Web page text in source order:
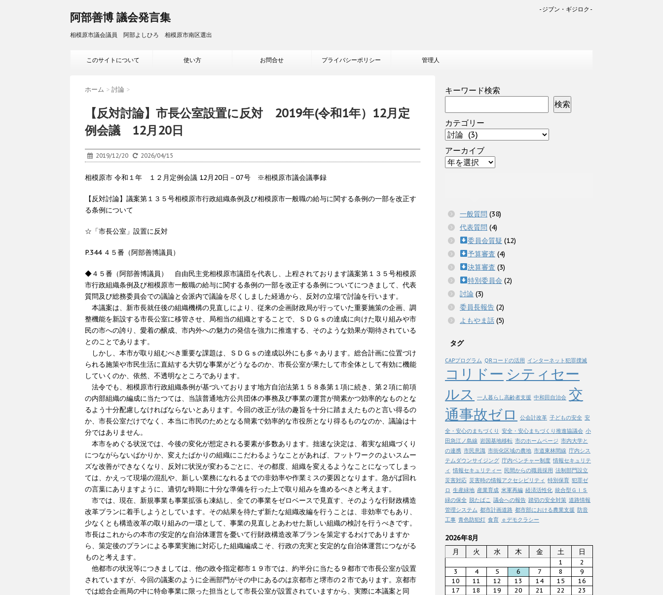
阿部善博 議会発言集
相模原市議会議員 阿部よしひろ 相模原市南区選出
-ジブン・ギジロク-
このサイトについて 使い方 お問合せ プライバシーポリシー 管理人
ホーム > 討論 >
【反対討論】市長公室設置に反対 2019年(令和1年）12月定
例会議 12月20日
2019/12/20 2026/04/15
相模原市 令和１年 １２月定例会議 12月20日－07号 ※相模原市議会議事録
【反対討論】議案第１３５号相模原市行政組織条例及び相模原市一般職の給与に関する条例の一部を改正す
る条例について
☆「市長公室」設置に反対
P.344 ４５番（阿部善博議員）
◆４５番（阿部善博議員） 自由民主党相模原市議団を代表し、上程されております議案第１３５号相模原
市行政組織条例及び相模原市一般職の給与に関する条例の一部を改正する条例についてにつきまして、代表
質問及び総務委員会での議論と会派内で議論を尽くしました経過から、反対の立場で討論を行います。
本議案は、新市長就任後の組織機構の見直しにより、従来の企画財政局が行っていた重要施策の企画、調
整機能を新設する市長公室に移管させ、局相当の組織とすることで、ＳＤＧｓの達成に向けた取り組みや市
民の市への誇り、愛着の醸成、市内外への魅力の発信を強力に推進する、そのような効果が期待されている
とのことであります。
しかし、本市が取り組むべき重要な課題は、ＳＤＧｓの達成以外にも多々あります。総合計画に位置づけ
られる施策や市民生活に直結する大切な事業がどうなるのか、市長公室が果たして市全体として有効に機能
していくのか、依然、不透明なところであります。
法令でも、相模原市行政組織条例が基づいております地方自治法第１５８条第１項に続き、第２項に前項
の内部組織の編成に当たつては、当該普通地方公共団体の事務及び事業の運営が簡素かつ効率的なものとな
るよう十分配慮しなければならないとあります。今回の改正が法の趣旨を十分に踏まえたものと言い得るの
か、市長公室だけでなく、本当に市民のためとなる簡素で効率的な市役所となり得るものなのか、議論は十
分ではありません。
本市をめぐる状況では、今後の変化が想定される要素が多数あります。拙速な決定は、着実な組織づくり
につながらないばかりか、変えたばかりの組織にこだわるようなことがあれば、フットワークのよいスムー
ズな改善ができなくなり、反対に状況が変わるごとに、その都度、組織を変えるようなことになってしまっ
ては、かえって現場の混乱や、新しい業務になれるまでの非効率や作業ミスの要因となります。急がば回れ
の言葉にありますように、適切な時期に十分な準備を行った上で取り組みを進めるべきと考えます。
市では、現在、新規事業も事業拡張も凍結し、全ての事業をゼロベースで見直す、そのような行財政構造
改革プランに着手しようとしています。その結果を待たず新たな組織改編を行うことは、非効率でもあり、
少なくとも構造改革の取り組みの一環として、事業の見直しとあわせた新しい組織の検討を行うべきです。
市長はこれからの本市の安定的な自治体運営を憂いて行財政構造改革プランを策定するわけでありますか
ら、策定後のプランによる事業実施に対応した組織編成こそ、行政の充実と安定的な自治体運営につながる
ものと考えます。
他都市の状況等につきましては、他の政令指定都市１９市では、約半分に当たる９都市で市長公室が設置
されていますが、今回の議案のように企画部門がその中にあるのは京都市と堺市の２市であります。京都市
では総合企画局の中に特命事業に限った担当として市長公室が設置されていますから、実際に本議案と同
キーワード検索
検索
カテゴリー
アーカイブ
一般質問 (38)
代表質問 (4)
委員会質疑 (12)
予算審査 (4)
決算審査 (3)
特別委員会 (2)
討論 (3)
委員長報告 (2)
よもやま話 (5)
タグ
CAPプログラム QRコードの活用 インターネット犯罪撲滅
コリドー シティセー
ルス
一人暮らし高齢者支援 中和田自治会 交
通事故ゼロ
公会計改革 子どもの安全 安
全・安心のまちづくり 安全・安心まちづくり推進協議会 小
田急江ノ島線 岩国基地移転 市のホームページ 市内大学と
の連携 市民意識 市街化区域の農地 市道東林間線 庁内シス
テムダウンサイジング 庁内ベンチャー制度 情報セキュリテ
ィ 情報セキュリティー 民間からの職員採用 法制部門設立
災害対応 災害時の情報アクセシビリティ 特別保育 犯罪ゼ
ロ 生産緑地 産業育成 米軍再編 経済活性化 統合型ＧＩＳ
緑の保全 脱たばこ 議会への報告 踏切の安全対策 道路情報
管理システム 都市計画道路 都市部における農業支援 防音
工事 青色防犯灯 食育 ｅデモクラシー
2026年8月
月
火 水 木 金 土 日
1
2
3
4 5 6 7 8
9
10
11 12 13 14 15
16
17
18 19 20 21 22
23